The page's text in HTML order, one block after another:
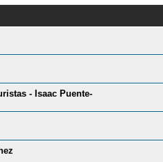
- Isaac Puente-